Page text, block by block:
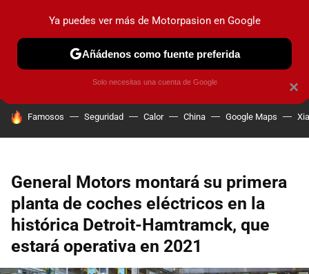
PRUEBAS COCHES ELÉCTRICOS OBSERVATORIO
HOY SE HABLA DE
Famosos Seguridad Calor China Google Maps
General Motors montará su primera
planta de coches eléctricos en la
histórica Detroit-Hamtramck, que
estará operativa en 2021
×
Ya puedes ver más de Motorpasion en Google
Añádenos como fuente preferida
Solo necesitas una cuenta de Google